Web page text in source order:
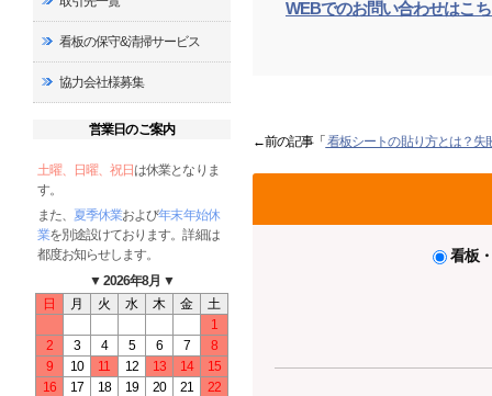
WEBでのお問い合わせはこ
←前の記事「 看板シートの貼り方とは？失
看板
看板の保守&清掃サービス
協力会社様募集
営業日のご案内
土曜、日曜、祝日は休業となりま
す。
また、 夏季休業および年末年始休
業を別途設けております。詳細は
都度お知らせします。
▼ 2026年8月 ▼
日
月 火 水 木 金
土
1
2
3 4 5 6 7
8
9
10 11 12 13 14
15
16
17 18 19 20 21
22